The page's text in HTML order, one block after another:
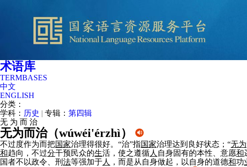
术语库
TERMBASES
中文
ENGLISH
分类：
学科： 历史 | 专辑： 第四辑
无 为 而 治
无为而治（wúwéi'érzhì）
不过度作为而把国家治理得很好。“治”指国家治理达到良好状态；“无为
和趋向，不过分干预民众的生活，使之遵循人 自身固有的本性、意愿和
国者不以政令、刑 法等强加于人 ，而是从自身做起，以自身的道德和功